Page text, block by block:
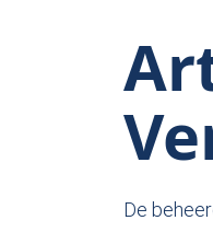
De